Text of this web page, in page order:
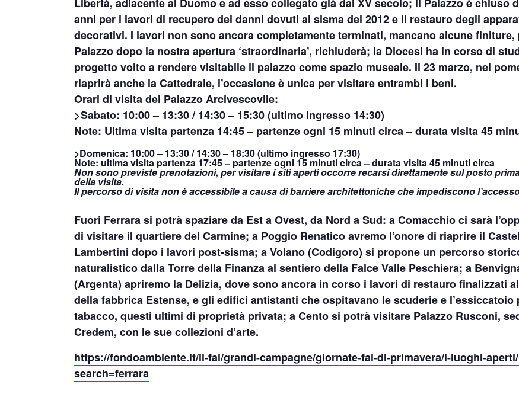
anni per i lavori di recupero dei danni dovuti al sisma del 2012 e il restauro degli
decorativi. I lavori non sono ancora completamente terminati, mancano alcune finiture,
Palazzo dopo la nostra apertura ‘straordinaria’, richiuderà; la Diocesi ha in corso di
progetto volto a rendere visitabile il palazzo come spazio museale. Il 23 marzo, nel
riaprirà anche la Cattedrale, l’occasione è unica per visitare entrambi i beni.
Orari di visita del Palazzo Arcivescovile:
>Sabato: 10:00 – 13:30 / 14:30 – 15:30 (ultimo ingresso 14:30)
Note: Ultima visita partenza 14:45 – partenze ogni 15 minuti circa – durata visita 45
>Domenica: 10:00 – 13:30 / 14:30 – 18:30 (ultimo ingresso 17:30)
Note: ultima visita partenza 17:45 – partenze ogni 15 minuti circa – durata visita 45 minuti circa
Non sono previste prenotazioni, per visitare i siti aperti occorre recarsi direttamente sul posto
della visita.
Il percorso di visita non è accessibile a causa di barriere architettoniche che impediscono
Fuori Ferrarasi potrà spaziare da Est a Ovest, da Nord a Sud: a Comacchioci sarà
di visitare il quartiere del Carmine; a Poggio Renaticoavremo l’onore di riaprire il
Lambertini dopo i lavori post-sisma; a Volano(Codigoro) si propone un percorso
naturalistico dalla Torre della Finanza al sentiero della Falce Valle Peschiera; a
(Argenta)apriremo la Delizia, dove sono ancora in corso i lavori di restauro finalizzati
della fabbrica Estense, e gli edifici antistanti che ospitavano le scuderie e l’essiccatoio
tabacco, questi ultimi di proprietà privata; aCentosi potrà visitare Palazzo Rusconi,
Credem, con le sue collezioni d’arte.
https://fondoambiente.it/il-fai/grandi-campagne/giornate-fai-di-primavera/i-luoghi-
search=ferrara